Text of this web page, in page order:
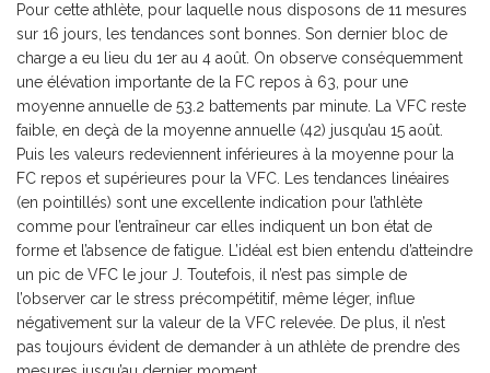
Pour cette athlète, pour laquelle nous disposons de 11 mesures
sur 16 jours, les tendances sont bonnes. Son dernier bloc de
charge a eu lieu du 1er au 4 août. On observe conséquemment
une élévation importante de la FC repos à 63, pour une
moyenne annuelle de 53.2 battements par minute. La VFC reste
faible, en deçà de la moyenne annuelle (42) jusqu’au 15 août.
Puis les valeurs redeviennent inférieures à la moyenne pour la
FC repos et supérieures pour la VFC. Les tendances linéaires
(en pointillés) sont une excellente indication pour l’athlète
comme pour l’entraîneur car elles indiquent un bon état de
forme et l’absence de fatigue. L’idéal est bien entendu d’atteindre
un pic de VFC le jour J. Toutefois, il n’est pas simple de
l’observer car le stress précompétitif, même léger, influe
négativement sur la valeur de la VFC relevée. De plus, il n’est
pas toujours évident de demander à un athlète de prendre des